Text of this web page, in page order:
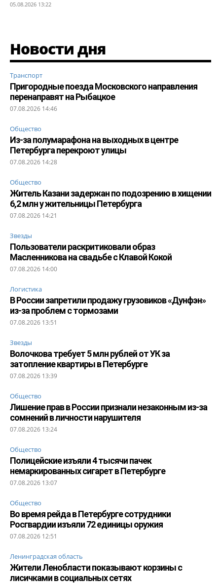
05.08.2026 13:22
Новости дня
Транспорт
Пригородные поезда Московского направления
перенаправят на Рыбацкое
07.08.2026 14:46
Общество
Из-за полумарафона на выходных в центре
Петербурга перекроют улицы
07.08.2026 14:28
Общество
Житель Казани задержан по подозрению в хищении
6,2 млн у жительницы Петербурга
07.08.2026 14:21
Звезды
Пользователи раскритиковали образ
Масленникова на свадьбе с Клавой Кокой
07.08.2026 14:00
Логистика
В России запретили продажу грузовиков «Дунфэн»
из-за проблем с тормозами
07.08.2026 13:51
Звезды
Волочкова требует 5 млн рублей от УК за
затопление квартиры в Петербурге
07.08.2026 13:39
Общество
Лишение прав в России признали незаконным из-за
сомнений в личности нарушителя
07.08.2026 13:24
Общество
Полицейские изъяли 4 тысячи пачек
немаркированных сигарет в Петербурге
07.08.2026 13:07
Общество
Во время рейда в Петербурге сотрудники
Росгвардии изъяли 72 единицы оружия
07.08.2026 12:51
Ленинградская область
Жители Ленобласти показывают корзины с
лисичками в социальных сетях